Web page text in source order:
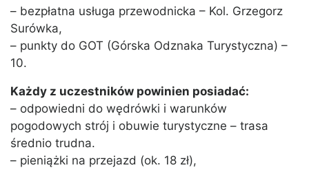
– bezpłatna usługa przewodnicka – Kol. Grzegorz
Surówka,
– punkty do GOT (Górska Odznaka Turystyczna) –
10.
Każdy z uczestników powinien posiadać:
– odpowiedni do wędrówki i warunków
pogodowych strój i obuwie turystyczne – trasa
średnio trudna.
– pieniążki na przejazd (ok. 18 zł),